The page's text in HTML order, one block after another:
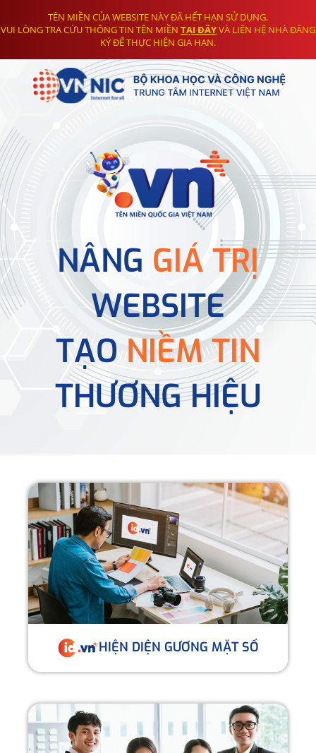
TÊN MIỀN CỦA WEBSITE NÀY ĐÃ HẾT HẠN SỬ DỤNG.
VUI LÒNG TRA CỨU THÔNG TIN TÊN MIỀN TẠI ĐÂYVÀ LIÊN HỆ NHÀ ĐĂNG
KÝ ĐỂ THỰC HIỆN GIA HẠN.
NÂNG GIÁ TRỊ
WEBSITE
TẠONIỀM TIN
THƯƠNG HIỆU
HIỆN DIỆN GƯƠNG MẶT SỐ